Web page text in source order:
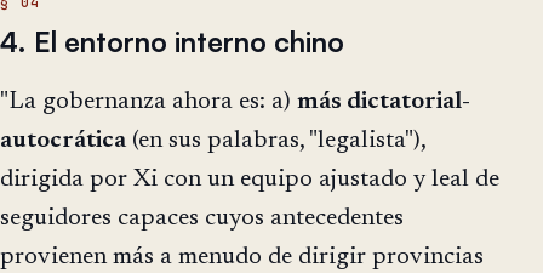
4. El entorno interno chino
"La gobernanza ahora es: a) más dictatorial-
autocrática(en sus palabras, "legalista"),
dirigida por Xi con un equipo ajustado y leal de
seguidores capaces cuyos antecedentes
provienen más a menudo de dirigir provincias